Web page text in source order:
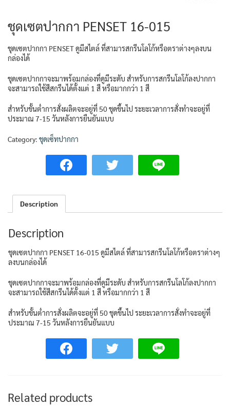
ชุดเซตปากกา PENSET 16-015
ชุดเซตปากกา PENSET ดูมีสไตล์ ที่สามารสกรีนโลโก้หรือตราต่างๆลงบน
กล่องได้
ชุดเซตปากกาจะมาพร้อมกล่องที่ดูมีระดับ สำหรับการสกรีนโลโก้ลงปากกา
จะสามารถใช้สีสกรีนได้ตั้งแต่ 1 สี หรือมากกว่า 1 สี
สำหรับขั้นต่ำการสั่งผลิตจะอยู่ที่ 50 ชุดขึ้นไป ระยะเวลาการสั่งทำจะอยู่ที่
ประมาณ 7-15 วันหลังการยืนยันแบบ
Category: ชุดเซ็ทปากกา
Description
Description
ชุดเซตปากกา PENSET 16-015 ดูมีสไตล์ ที่สามารสกรีนโลโก้หรือตราต่างๆ
ลงบนกล่องได้
ชุดเซตปากกาจะมาพร้อมกล่องที่ดูมีระดับ สำหรับการสกรีนโลโก้ลงปากกา
จะสามารถใช้สีสกรีนได้ตั้งแต่ 1 สี หรือมากกว่า 1 สี
สำหรับขั้นต่ำการสั่งผลิตจะอยู่ที่ 50 ชุดขึ้นไป ระยะเวลาการสั่งทำจะอยู่ที่
ประมาณ 7-15 วันหลังการยืนยันแบบ
Related products